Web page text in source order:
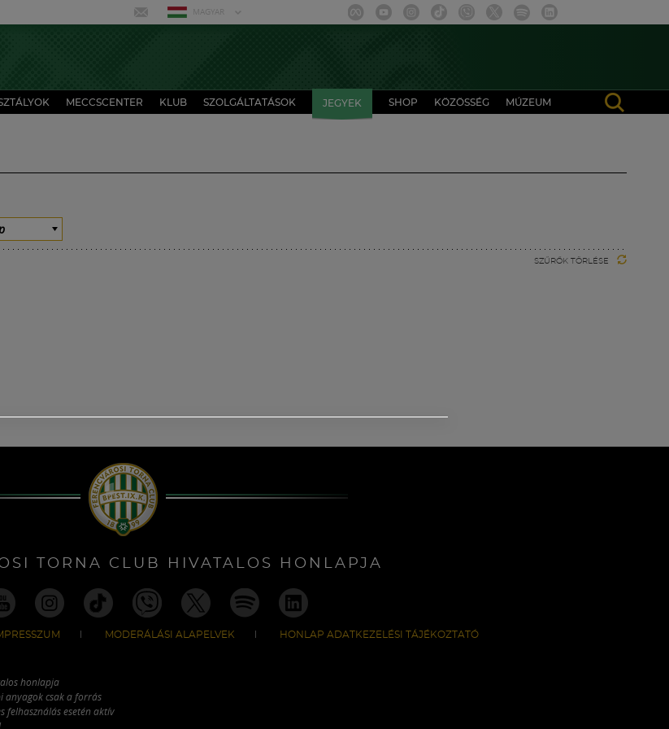
MAGYAR
MECCSCENTER KLUB SZOLGÁLTATÁSOK JEGYEK SHOP KÖZÖSSÉG MÚZEUM
SZŰRŐK TÖRLÉSE
TORNA CLUB HIVATALOS HONLAPJA
MODERÁLÁSI ALAPELVEK HONLAP ADATKEZELÉSI TÁJÉKOZTATÓ
honlapja
anyagok csak a forrás
felhasználás esetén aktív